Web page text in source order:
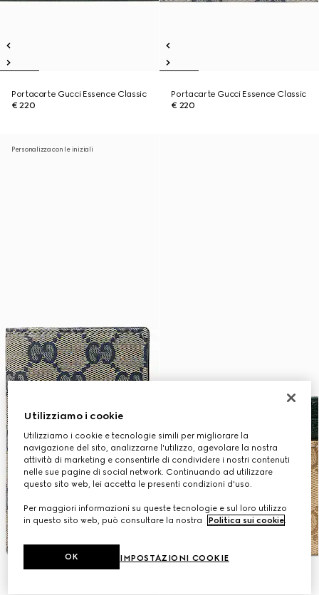
Portacarte Gucci Essence Classic
€ 220
Portacarte Gucci Essence Classic
€ 220
Personalizza con le iniziali
Utilizziamo i cookie
Utilizziamo i cookie e tecnologie simili per migliorare la
navigazione del sito, analizzarne l'utilizzo, agevolare la nostra
attività di marketing e consentirle di condividere i nostri contenuti
nelle sue pagine di social network. Continuando ad utilizzare
questo sito web, lei accetta le presenti condizioni d'uso.
Per maggiori informazioni su queste tecnologie e sul loro utilizzo
in questo sito web, può consultare la nostra
Politica sui cookie.
IMPOSTAZIONI COOKIE
OK